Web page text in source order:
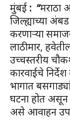
मुंबई : “मराठा
जिल्ह्याच्या
करणाऱ्या
लाठीमार,
उच्चस्तरीय
कारवाईचे
भागात
घटना होत असून
असे आवाहन